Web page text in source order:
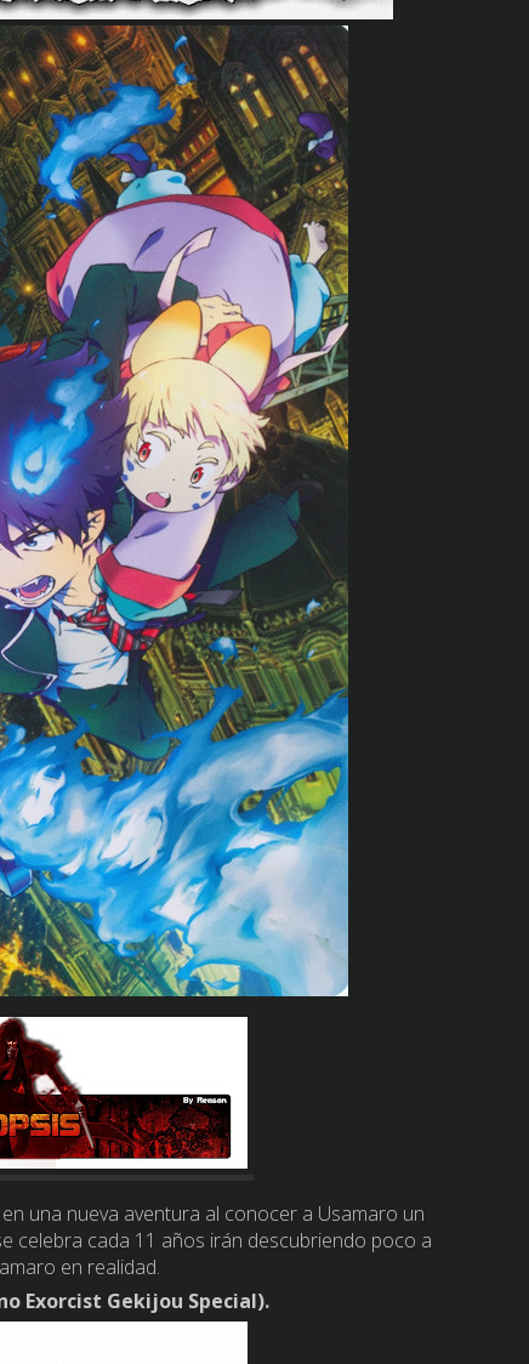
una nueva aventura al conocer a Usamaro un
celebra cada 11 años irán descubriendo poco a
en realidad.
Exorcist Gekijou Special).